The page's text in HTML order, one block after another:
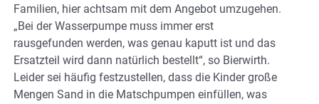
Familien, hier achtsam mit dem Angebot umzugehen.
„Bei der Wasserpumpe muss immer erst
rausgefunden werden, was genau kaputt ist und das
Ersatzteil wird dann natürlich bestellt“, so Bierwirth.
Leider sei häufig festzustellen, dass die Kinder große
Mengen Sand in die Matschpumpen einfüllen, was